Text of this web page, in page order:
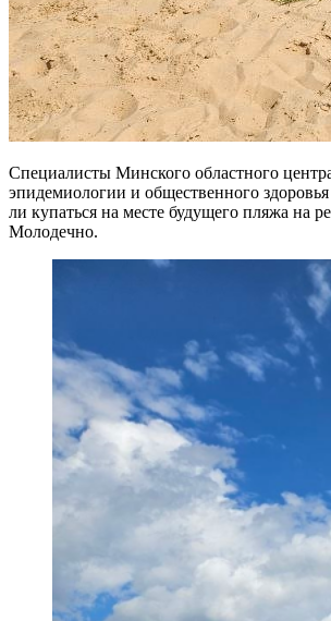
Специалисты Минского областного
эпидемиологии и общественного
ли купаться на месте будущего пляжа на
Молодечно.